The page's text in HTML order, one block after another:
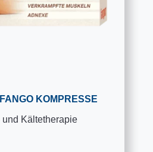
KOMPRESSE
und Kältetherapie